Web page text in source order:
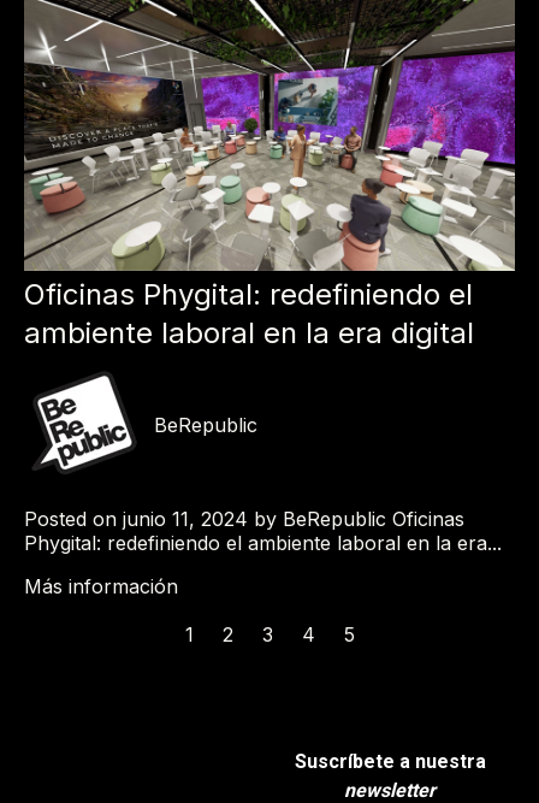
Oficinas Phygital: redefiniendo el
ambiente laboral en la era digital
BeRepublic
Posted on junio 11, 2024 by BeRepublic Oficinas
Phygital: redefiniendo el ambiente laboral en la era...
Más información
Anterior
1 2 3 4 5
Suscríbete a nuestra
newsletter